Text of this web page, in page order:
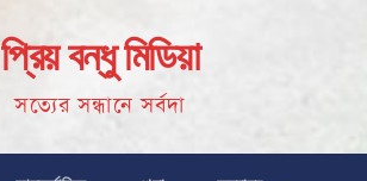
প্রিয় বন্ধু মিডিয়া
সত্যের সন্ধানে সর্বদা